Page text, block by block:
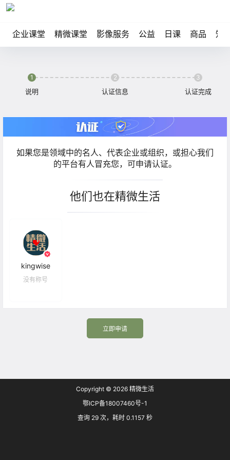
企业课堂 精微课堂 影像服务 公益 日课 商品 知
1
说明
2
认证信息
3
认证完成
如果您是领域中的名人、代表企业或组织，或担心我们
的平台有人冒充您，可申请认证。
他们也在精微生活
kingwise
没有称号
立即申请
Copyright © 2026 精微生活
鄂ICP备18007460号-1
查询 29 次，耗时 0.1157 秒